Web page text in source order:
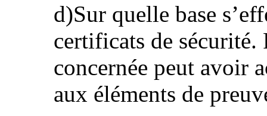
d)Sur quelle base
certificats de sécurité.
concernée peut avoir
aux éléments de